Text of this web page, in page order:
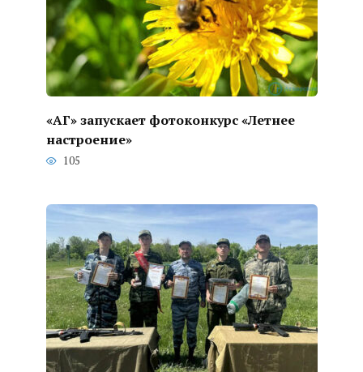
«АГ» запускает фотоконкурс «Летнее
настроение»
105